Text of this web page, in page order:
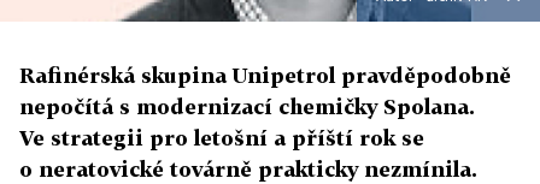
Rafinérská skupina Unipetrol pravděpodobně
nepočítá s modernizací chemičky Spolana.
Ve strategii pro letošní a příští rok se
o neratovické továrně prakticky nezmínila.